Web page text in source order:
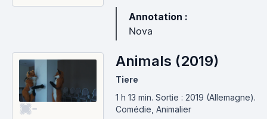
Annotation :
Nova
-
Animals (2019)
Tiere
1 h 13 min. Sortie : 2019 (Allemagne).
Comédie, Animalier